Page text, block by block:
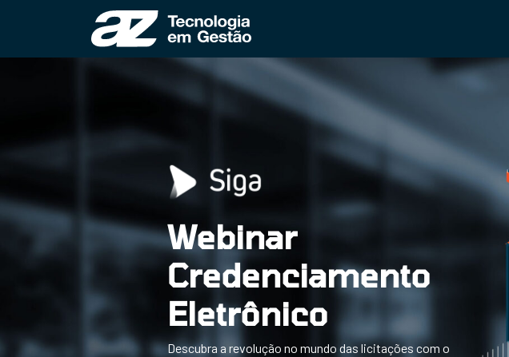
Webinar
Credenciamento
Eletrônico
Descubra a revolução no mundo das licitações com o